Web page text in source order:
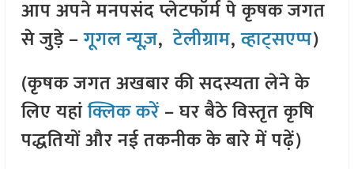
आप अपने मनपसंद प्लेटफॉर्म पे कृषक जगत
से जुड़े –गूगल न्यूज़,टेलीग्राम,व्हाट्सएप्प)
(कृषक जगत अखबार की सदस्यता लेने के
लिए यहांक्लिक करें– घर बैठे विस्तृत कृषि
पद्धतियों और नई तकनीक के बारे में पढ़ें)